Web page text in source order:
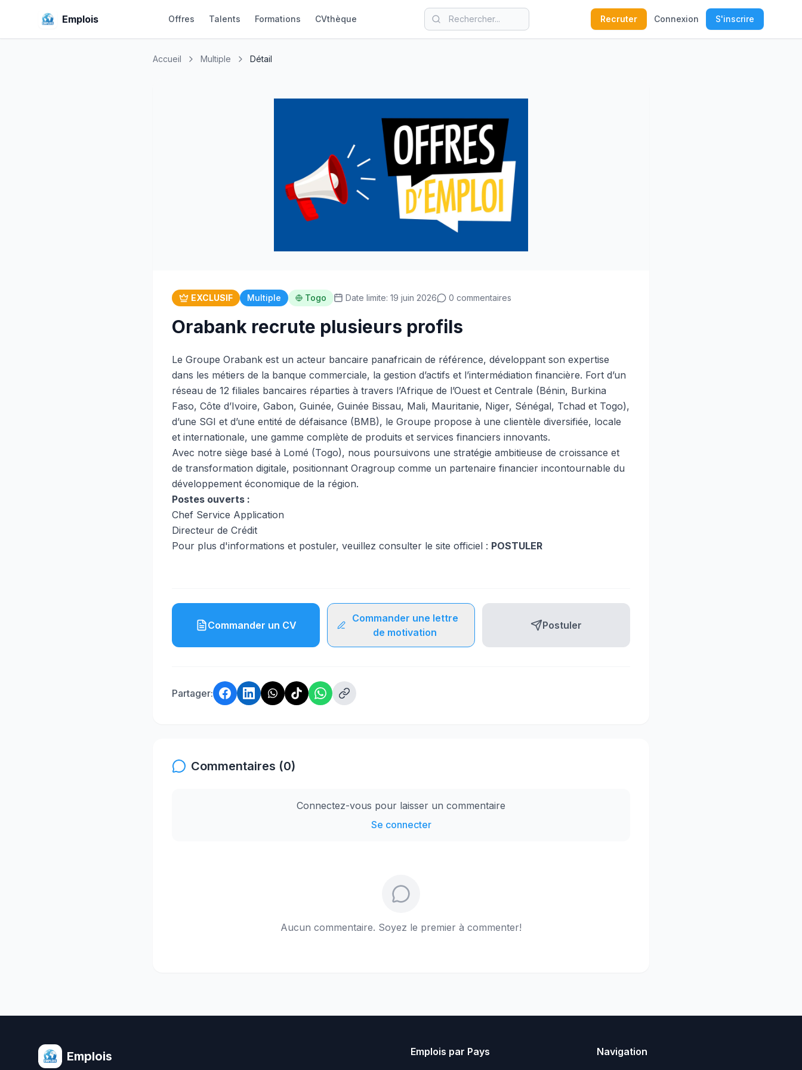
Emplois Offres Talents Formations CVthèque Recruter Connexion S'inscrire
Accueil Multiple Détail
EXCLUSIF Multiple Togo Date limite: 19 juin 2026 0 commentaires
Orabank recrute plusieurs profils
Le Groupe Orabank est un acteur bancaire panafricain de référence, développant son expertise
dans les métiers de la banque commerciale, la gestion d’actifs et l’intermédiation financière. Fort d’un
réseau de 12 filiales bancaires réparties à travers l’Afrique de l’Ouest et Centrale (Bénin, Burkina
Faso, Côte d’Ivoire, Gabon, Guinée, Guinée Bissau, Mali, Mauritanie, Niger, Sénégal, Tchad et Togo),
d’une SGI et d’une entité de défaisance (BMB), le Groupe propose à une clientèle diversifiée, locale
et internationale, une gamme complète de produits et services financiers innovants.
Avec notre siège basé à Lomé (Togo), nous poursuivons une stratégie ambitieuse de croissance et
de transformation digitale, positionnant Oragroup comme un partenaire financier incontournable du
développement économique de la région.
Postes ouverts :
Chef Service Application
Directeur de Crédit
Pour plus d'informations et postuler, veuillez consulter le site officiel : POSTULER
Commander un CV
Commander une lettre
de motivation
Postuler
Partager:
Commentaires (0)
Connectez-vous pour laisser un commentaire
Se connecter
Aucun commentaire. Soyez le premier à commenter!
Emplois
Emplois par Pays
Navigation